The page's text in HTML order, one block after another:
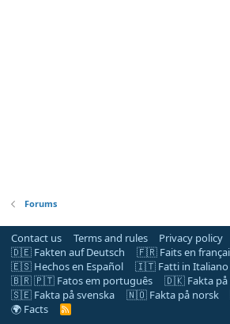
Forums
Contact us Terms and rules Privacy policy
🇩🇪 Fakten auf Deutsch
🇫🇷 Faits en
🇪🇸 Hechos en Español
🇮🇹 Fatti in Italiano
🇧🇷 🇵🇹 Fatos em português
🇩🇰 Fakta på
🇸🇪 Fakta på svenska
🇳🇴 Fakta på norsk
🌍 Facts
R